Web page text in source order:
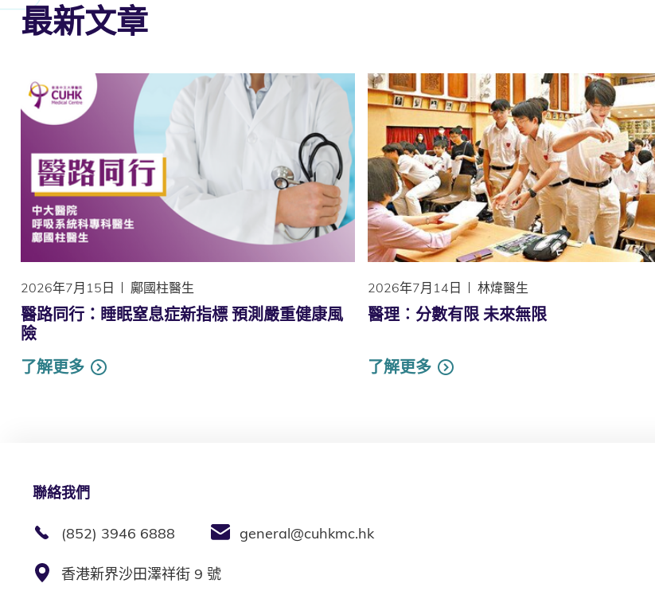
最新文章
2026年7月15日 鄺國柱醫生
醫路同行：睡眠窒息症新指標 預測嚴重健康風
險
了解更多
2026年7月14日 林煒醫生
醫理︰分數有限 未來無限
了解更多
聯絡我們
(852) 3946 6888 general@cuhkmc.hk
香港新界沙田澤祥街 9 號